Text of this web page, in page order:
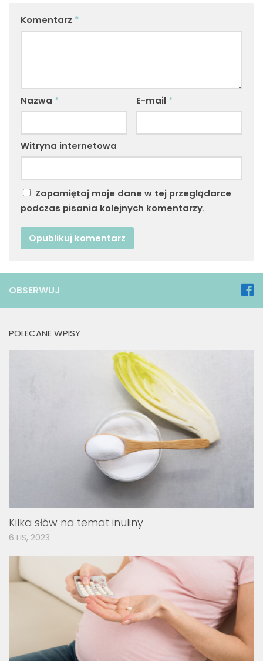
Komentarz *
Nazwa * E-mail *
Witryna internetowa
Zapamiętaj moje dane w tej przeglądarce
podczas pisania kolejnych komentarzy.
OBSERWUJ
POLECANE WPISY
Kilka słów na temat inuliny
6 LIS, 2023